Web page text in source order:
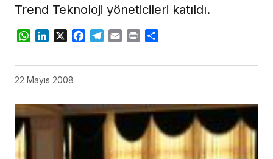
Trend Teknoloji yöneticileri katıldı.
WhatsApp
LinkedIn
X Facebook
Telegram
Email Print
22 Mayıs 2008